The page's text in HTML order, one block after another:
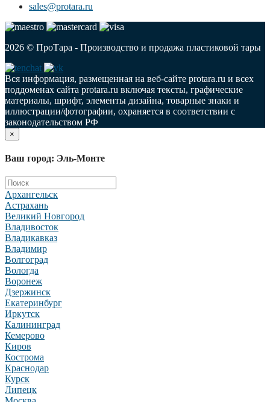
sales@protara.ru
2026 © ПроТара - Производство и продажа пластиковой тары
Вся информация, размещенная на веб-сайте protara.ru и всех
поддоменах сайта protara.ru включая тексты, графические
материалы, шрифт, элементы дизайна, товарные знаки и
иллюстрации/фотографии, охраняется в соответствии с
законодательством РФ
×
Ваш город: Эль-Монте
Архангельск
Астрахань
Великий Новгород
Владивосток
Владикавказ
Владимир
Волгоград
Вологда
Воронеж
Дзержинск
Екатеринбург
Иркутск
Калининград
Кемерово
Киров
Кострома
Краснодар
Курск
Липецк